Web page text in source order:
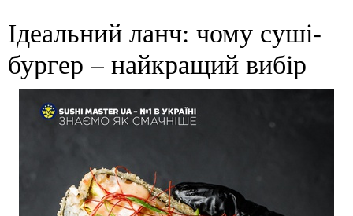
Ідеальний ланч: чому суші-
бургер – найкращий вибір